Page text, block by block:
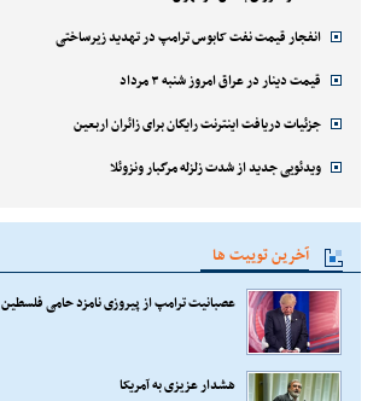
انفجار قیمت نفت کابوس ترامپ در تهدید زیرساختی
قیمت دینار در عراق امروز شنبه ۳ مرداد
جزئیات دریافت اینترنت رایگان برای زائران اربعین
ویدئویی جدید از شدت زلزله مرگبار ونزوئلا
آخرین توییت ها
عصبانیت ترامپ از پیروزی نامزد حامی فلسطین
هشدار عزیزی به آمریکا